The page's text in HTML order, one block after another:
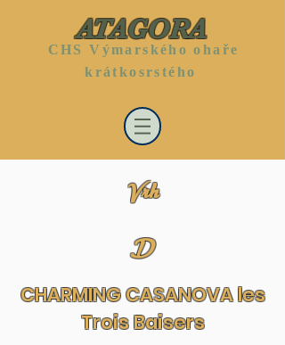
ATAGORA
CHS Výmarského ohaře
krátkosrstého
Vrh
D
CHARMING CASANOVA les
Trois Baisers